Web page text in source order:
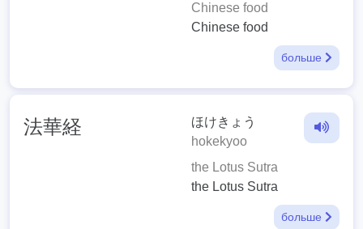
Chinese food
Chinese food
больше
法華経
ほけきょう
hokekyoo
the Lotus Sutra
the Lotus Sutra
больше